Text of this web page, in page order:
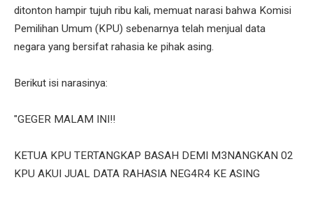
ditonton hampir tujuh ribu kali, memuat narasi bahwa Komisi
Pemilihan Umum (KPU) sebenarnya telah menjual data
negara yang bersifat rahasia ke pihak asing.
Berikut isi narasinya:
"GEGER MALAM INI!!
KETUA KPU TERTANGKAP BASAH DEMI M3NANGKAN 02
KPU AKUI JUAL DATA RAHASIA NEG4R4 KE ASING